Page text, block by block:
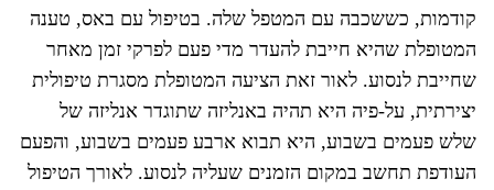
קודמות, כששכבה עם המטפל שלה. בטיפול עם באס, טענה
המטופלת שהיא חייבת להעדר מדי פעם לפרקי זמן מאחר
שחייבת לנסוע. לאור זאת הציעה המטופלת מסגרת טיפולית
יצירתית, על-פיה היא תהיה באנליזה שתוגדר אנליזה של
שלש פעמים בשבוע, היא תבוא ארבע פעמים בשבוע, והפעם
העודפת תחשב במקום הזמנים שעליה לנסוע. לאורך הטיפול